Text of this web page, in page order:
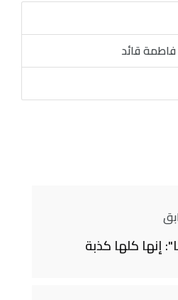
فاطمة قائد
إنها كلها كذبة